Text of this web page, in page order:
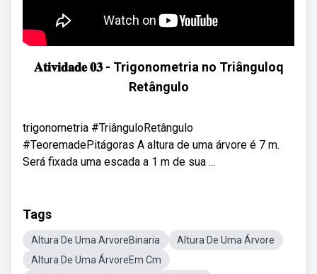
𝐀𝐭𝐢𝐯𝐢𝐝𝐚𝐝𝐞 𝟎𝟑 - Trigonometria no Triânguloq
Retângulo
trigonometria #TriânguloRetângulo
#TeoremadePitágoras A altura de uma árvore é 7 m.
Será fixada uma escada a 1 m de sua ...
Tags
Altura De Uma ArvoreBinaria
Altura De Uma Árvore
Altura De Uma ÁrvoreEm Cm